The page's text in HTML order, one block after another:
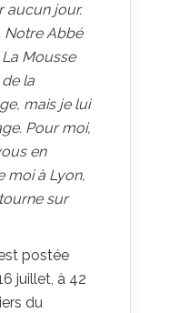
aucun jour.
Notre Abbé
Mousse
la
mais je lui
Pour moi,
en
moi à Lyon,
sur
postée
juillet, à 42
du